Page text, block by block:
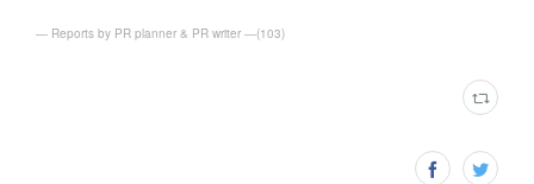
― Reports by PR planner & PR writer ―(103)